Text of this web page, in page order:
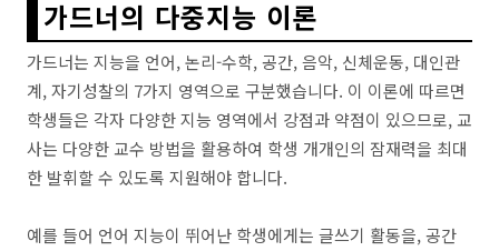
가드너의 다중지능 이론
가드너는 지능을 언어, 논리-수학, 공간, 음악, 신체운동, 대인관
계, 자기성찰의 7가지 영역으로 구분했습니다. 이 이론에 따르면
학생들은 각자 다양한 지능 영역에서 강점과 약점이 있으므로, 교
사는 다양한 교수 방법을 활용하여 학생 개개인의 잠재력을 최대
한 발휘할 수 있도록 지원해야 합니다.
예를 들어 언어 지능이 뛰어난 학생에게는 글쓰기 활동을, 공간